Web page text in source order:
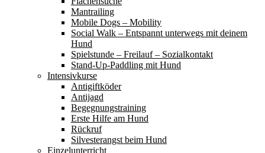
Mantrailing
Mobile Dogs – Mobility
Social Walk – Entspannt unterwegs mit deinem
Hund
Spielstunde – Freilauf – Sozialkontakt
Stand-Up-Paddling mit Hund
Intensivkurse
Antigiftköder
Antijagd
Begegnungstraining
Erste Hilfe am Hund
Rückruf
Silvesterangst beim Hund
Einzelunterricht